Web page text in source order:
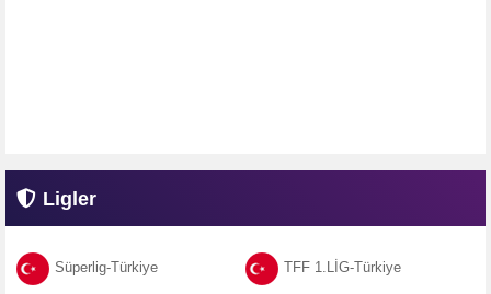
Ligler
Süperlig-Türkiye TFF 1.LİG-Türkiye